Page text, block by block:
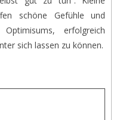
schöne Gefühle und
erfolgreich
sich lassen zu können.